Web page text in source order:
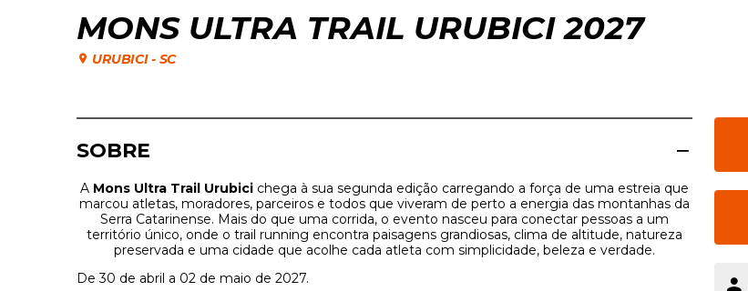
MONS ULTRA TRAIL URUBICI 2027
URUBICI- SC
SOBRE
A Mons Ultra Trail Urubici chega à sua segunda edição carregando a força de uma estreia que
marcou atletas, moradores, parceiros e todos que viveram de perto a energia das montanhas da
Serra Catarinense. Mais do que uma corrida, o evento nasceu para conectar pessoas a um
território único, onde o trail running encontra paisagens grandiosas, clima de altitude, natureza
preservada e uma cidade que acolhe cada atleta com simplicidade, beleza e verdade.
De 30 de abril a 02 de maio de 2027.